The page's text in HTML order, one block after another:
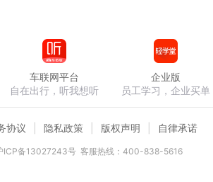
车联网平台
自在出行，听我想听
企业版
员工学习，企业买单
协议 隐私政策 版权声明 自律承诺
ICP备13027243号 客服热线：400-838-5616